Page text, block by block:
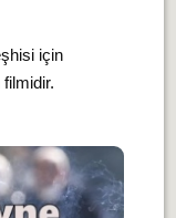
için